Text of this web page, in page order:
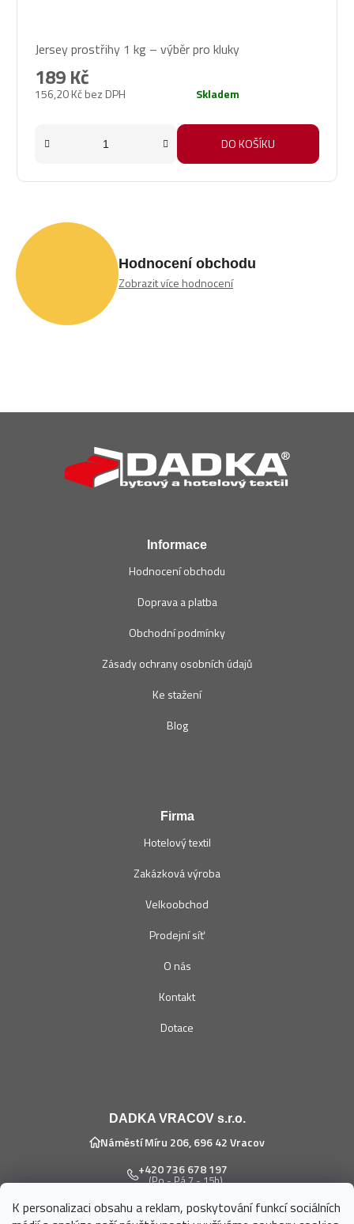
K personalizaci obsahu a reklam, poskytování funkcí sociálních
hodnocení
produktu
je
Jersey prostřihy 1 kg – výběr pro kluky
156,20 Kč bez DPH
189 Kč
Skladem
DO KOŠÍKU
Hodnocení obchodu
Zobrazit více hodnocení
Informace
Hodnocení obchodu
Doprava a platba
Obchodní podmínky
Zásady ochrany osobních údajů
Ke stažení
Blog
Firma
Hotelový textil
Zakázková výroba
Velkoobchod
Prodejní síť
O nás
Kontakt
Dotace
DADKA VRACOV s.r.o.
Náměstí Míru 206, 696 42 Vracov
+420 736 678 197
(Po - Pá 7 - 15h)
eshop@dadka.cz